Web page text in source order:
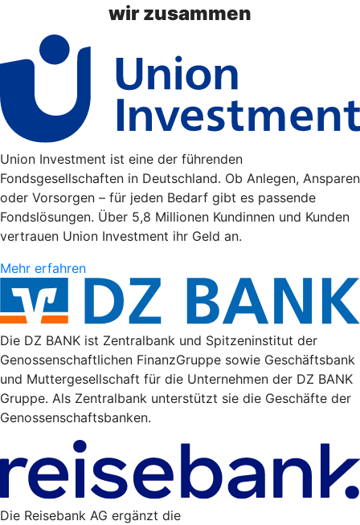
wir zusammen
Union Investment ist eine der führenden
Fondsgesellschaften in Deutschland. Ob Anlegen, Ansparen
oder Vorsorgen – für jeden Bedarf gibt es passende
Fondslösungen. Über 5,8 Millionen Kundinnen und Kunden
vertrauen Union Investment ihr Geld an.
Mehr erfahren
Die DZ BANK ist Zentralbank und Spitzeninstitut der
Genossenschaftlichen FinanzGruppe sowie Geschäftsbank
und Muttergesellschaft für die Unternehmen der DZ BANK
Gruppe. Als Zentralbank unterstützt sie die Geschäfte der
Genossenschaftsbanken.
Die Reisebank AG ergänzt die